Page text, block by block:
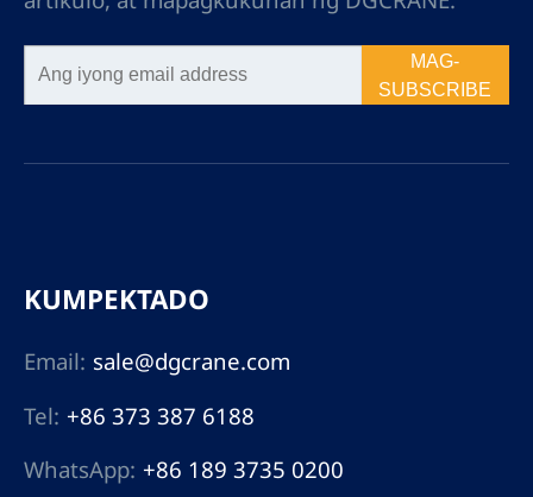
MAG-
SUBSCRIBE
KUMPEKTADO
Email: sale@dgcrane.com
Tel: +86 373 387 6188
WhatsApp: +86 189 3735 0200